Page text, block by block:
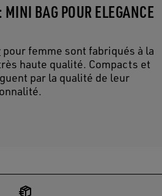
BAG POUR ELEGANCE
pour femme sont fabriqués à la
haute qualité. Compacts et
par la qualité de leur